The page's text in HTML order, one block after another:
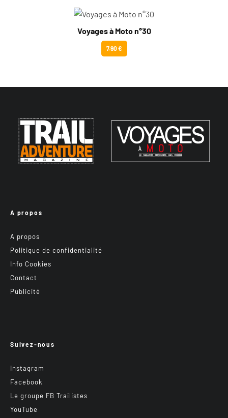
Voyages à Moto n°30
7.90 €
A propos
A propos
Politique de confidentialité
Info Cookies
Contact
Publicité
Suivez-nous
Instagram
Facebook
Le groupe FB Trailistes
YouTube